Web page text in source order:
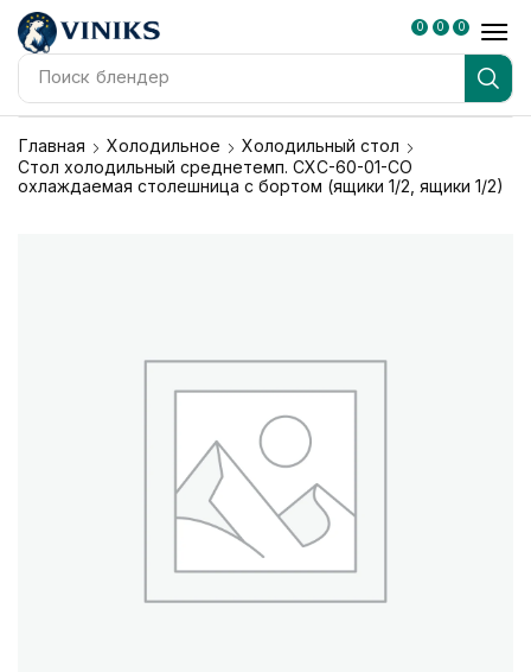
Поиск холодильник
0 0 0
Главная Холодильное
Холодильный стол
Стол холодильный среднетемп. СХС-60-01-СО
охлаждаемая столешница с бортом (ящики 1/2, ящики 1/2)